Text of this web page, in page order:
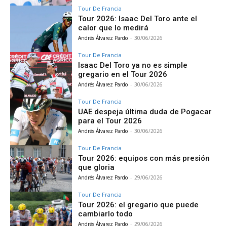
Tour De Francia
Tour 2026: Isaac Del Toro ante el
calor que lo medirá
Andrés Álvarez Pardo - 30/06/2026
Tour De Francia
Isaac Del Toro ya no es simple
gregario en el Tour 2026
Andrés Álvarez Pardo - 30/06/2026
Tour De Francia
UAE despeja última duda de Pogacar
para el Tour 2026
Andrés Álvarez Pardo - 30/06/2026
Tour De Francia
Tour 2026: equipos con más presión
que gloria
Andrés Álvarez Pardo - 29/06/2026
Tour De Francia
Tour 2026: el gregario que puede
cambiarlo todo
Andrés Álvarez Pardo - 29/06/2026